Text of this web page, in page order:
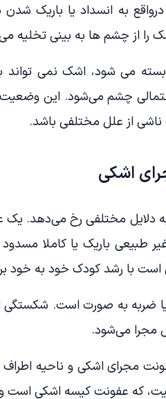
به انسداد یا باریک شدن
از چشم ها به بینی تخلیه
می شود، اشک نمی تواند
چشم می‌شود. این وضعیت،
از علل مختلفی باشد.
اشکی
دلایل مختلفی رخ می‌دهد. یک
طبیعی باریک یا کاملا
با رشد کودک خود به خود
ضربه به صورت است. شکستگی
مجرا می‌شود.
عفونت مجرای اشکی و ناحیه
که عفونت کیسه اشکی است